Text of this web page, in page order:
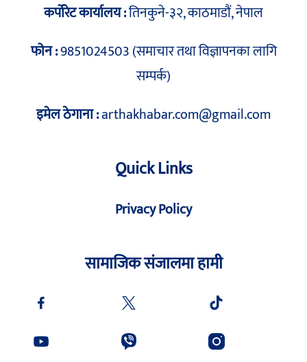
कर्पोरेट कार्यालय :तिनकुने-३२, काठमाडौं, नेपाल
फोन :9851024503 (समाचार तथा विज्ञापनका लागि
सम्पर्क)
इमेल ठेगाना :arthakhabar.com@gmail.com
Quick Links
Privacy Policy
सामाजिक संजालमा हामी